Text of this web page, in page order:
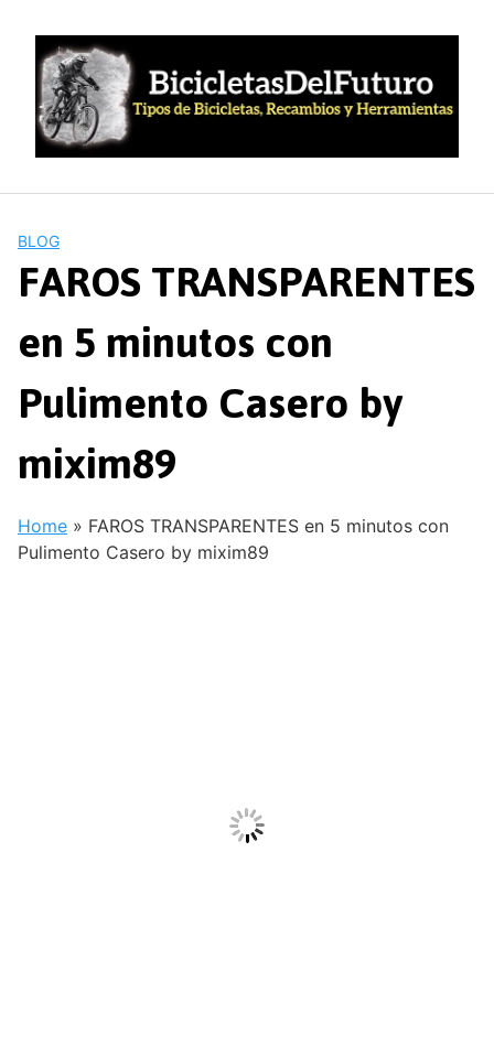
contenido
BLOG
FAROS TRANSPARENTES
en 5 minutos con
Pulimento Casero by
mixim89
Home » FAROS TRANSPARENTES en 5 minutos con
Pulimento Casero by mixim89